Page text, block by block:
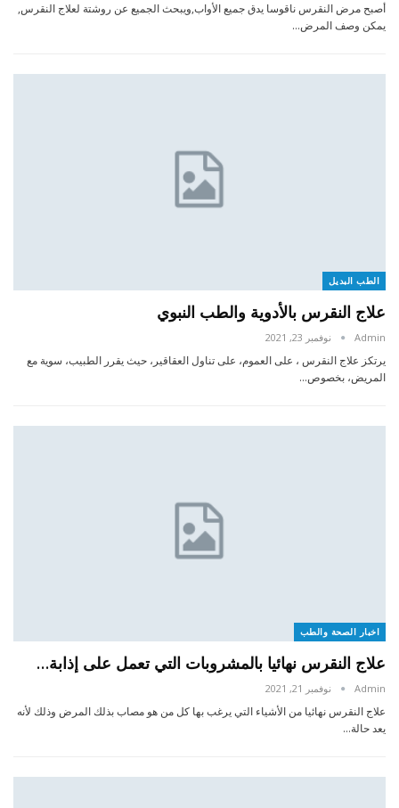
أصبح مرض النقرس ناقوسا يدق جميع الأواب,ويبحث الجميع عن روشتة لعلاج النقرس,
يمكن وصف المرض…
الطب البديل
علاج النقرس بالأدوية والطب النبوي
Admin نوفمبر 23, 2021
يرتكز علاج النقرس ، على العموم، على تناول العقاقير، حيث يقرر الطبيب، سوية مع
المريض، بخصوص…
اخبار الصحة والطب
علاج النقرس نهائيا بالمشروبات التي تعمل على إذابة…
Admin نوفمبر 21, 2021
علاج النقرس نهائيا من الأشياء التي يرغب بها كل من هو مصاب بذلك المرض وذلك لأنه
يعد حالة…